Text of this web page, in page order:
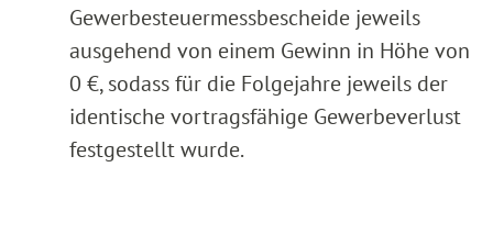
Gewerbesteuermessbescheide jeweils
ausgehend von einem Gewinn in Höhe von
0 €, sodass für die Folgejahre jeweils der
identische vortragsfähige Gewerbeverlust
festgestellt wurde.